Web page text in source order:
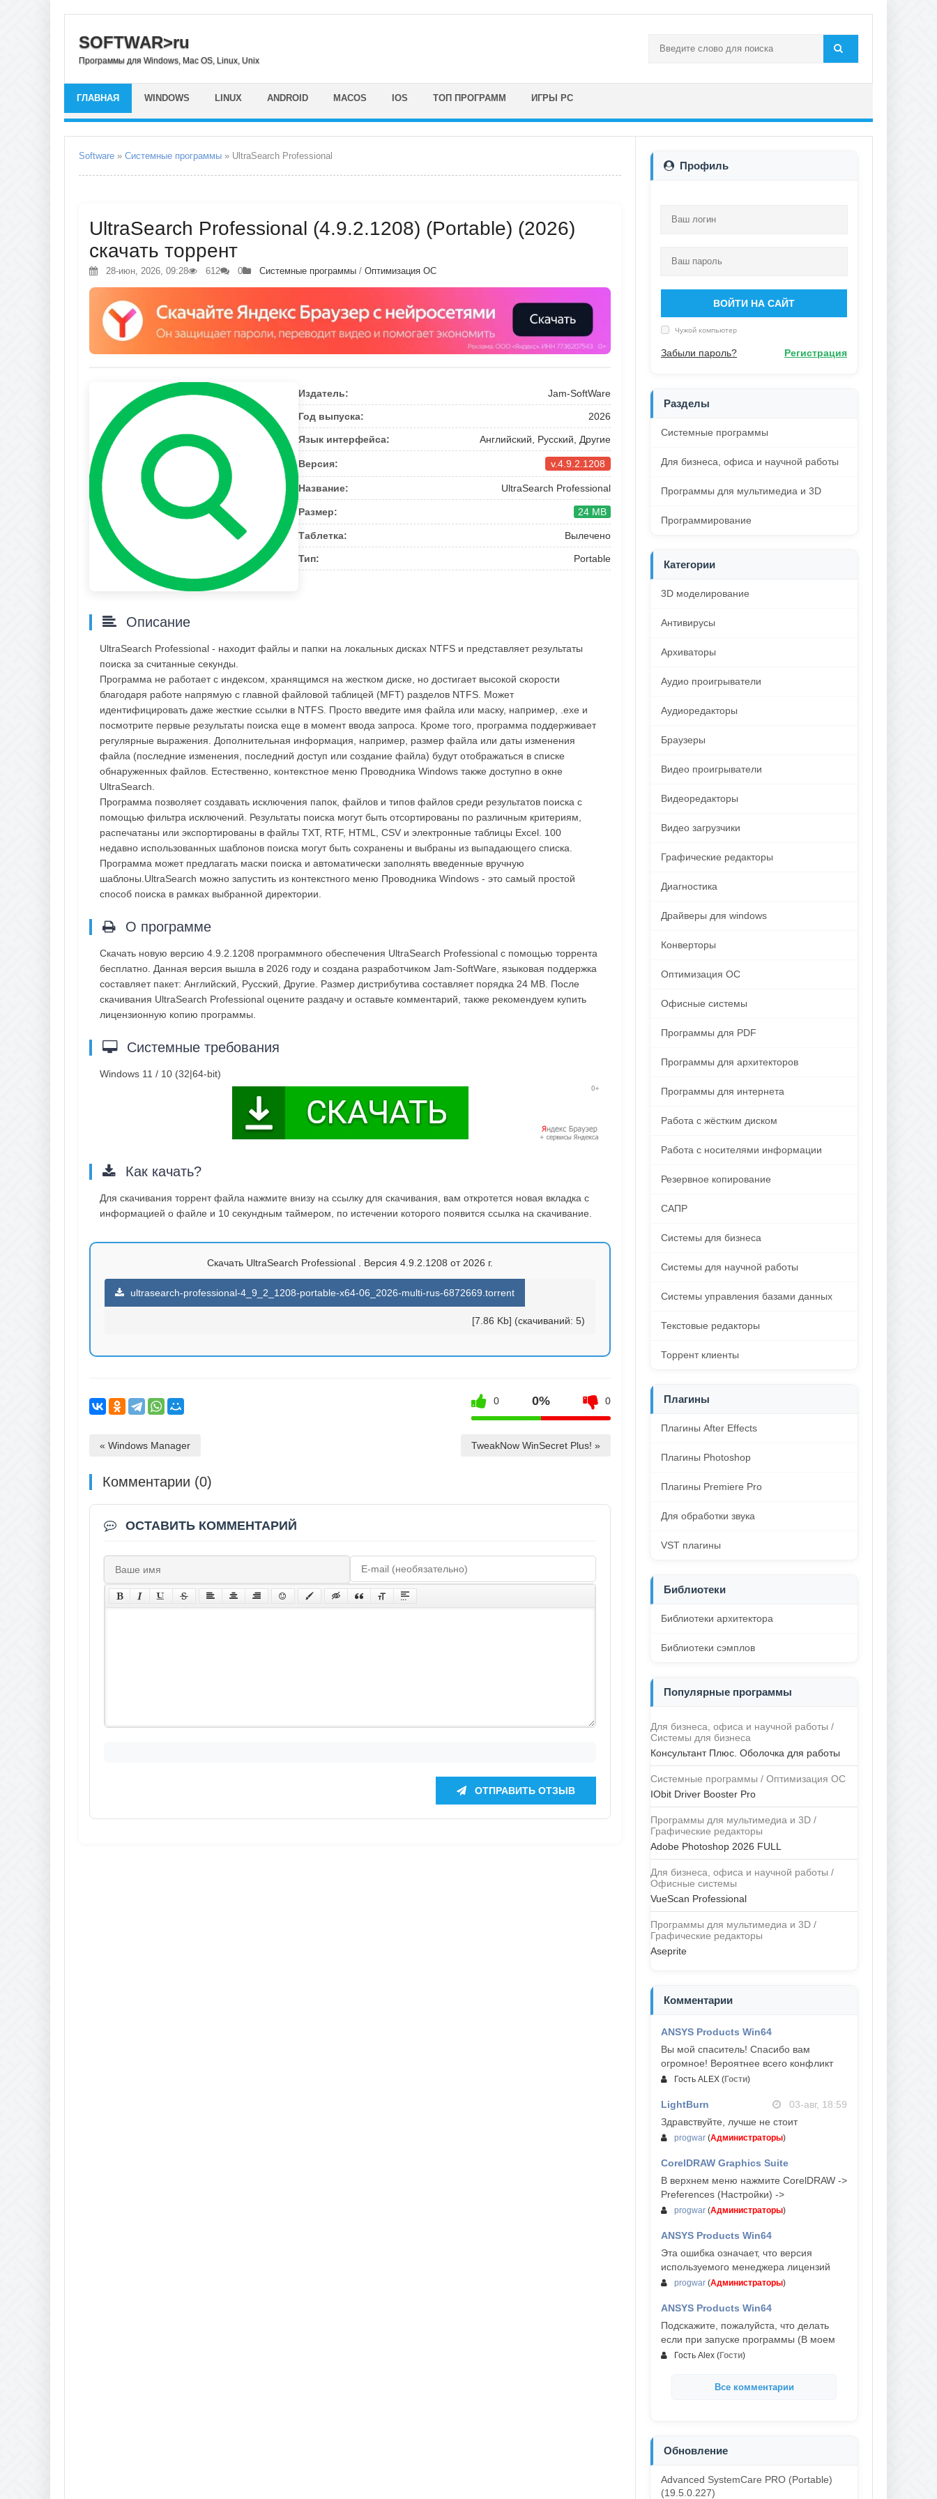
SOFTWAR>ru
Программы для Windows, Mac OS, Linux, Unix
ГЛАВНАЯ WINDOWS LINUX ANDROID MACOS IOS ТОП ПРОГРАММ ИГРЫ PC
Software » Системные программы » UltraSearch Professional
UltraSearch Professional (4.9.2.1208) (Portable) (2026)
скачать торрент
28-июн, 2026, 09:28 612 0 Системные программы / Оптимизация ОС
Издатель: Jam-SoftWare
Год выпуска: 2026
Язык интерфейса: Английский, Русский, Другие
Версия: v.4.9.2.1208
Название: UltraSearch Professional
Размер: 24 MB
Таблетка: Вылечено
Тип: Portable
Описание
UltraSearch Professional - находит файлы и папки на локальных дисках NTFS и представляет результаты
поиска за считанные секунды.
Программа не работает с индексом, хранящимся на жестком диске, но достигает высокой скорости
благодаря работе напрямую с главной файловой таблицей (MFT) разделов NTFS. Может
идентифицировать даже жесткие ссылки в NTFS. Просто введите имя файла или маску, например, .exe и
посмотрите первые результаты поиска еще в момент ввода запроса. Кроме того, программа поддерживает
регулярные выражения. Дополнительная информация, например, размер файла или даты изменения
файла (последние изменения, последний доступ или создание файла) будут отображаться в списке
обнаруженных файлов. Естественно, контекстное меню Проводника Windows также доступно в окне
UltraSearch.
Программа позволяет создавать исключения папок, файлов и типов файлов среди результатов поиска с
помощью фильтра исключений. Результаты поиска могут быть отсортированы по различным критериям,
распечатаны или экспортированы в файлы TXT, RTF, HTML, CSV и электронные таблицы Excel. 100
недавно использованных шаблонов поиска могут быть сохранены и выбраны из выпадающего списка.
Программа может предлагать маски поиска и автоматически заполнять введенные вручную
шаблоны.UltraSearch можно запустить из контекстного меню Проводника Windows - это самый простой
способ поиска в рамках выбранной директории.
О программе
Скачать новую версию 4.9.2.1208 программного обеспечения UltraSearch Professional с помощью торрента
бесплатно. Данная версия вышла в 2026 году и создана разработчиком Jam-SoftWare, языковая поддержка
составляет пакет: Английский, Русский, Другие. Размер дистрибутива составляет порядка 24 MB. После
скачивания UltraSearch Professional оцените раздачу и оставьте комментарий, также рекомендуем купить
лицензионную копию программы.
Системные требования
Windows 11 / 10 (32|64-bit)
Как качать?
Для скачивания торрент файла нажмите внизу на ссылку для скачивания, вам откротется новая вкладка с
информацией о файле и 10 секундным таймером, по истечении которого появится ссылка на скачивание.
Скачать UltraSearch Professional . Версия 4.9.2.1208 от 2026 г.
ultrasearch-professional-4_9_2_1208-portable-x64-06_2026-multi-rus-6872669.torrent
[7.86 Kb] (cкачиваний: 5)
0 0% 0
« Windows Manager TweakNow WinSecret Plus! »
Комментарии (0)
ОСТАВИТЬ КОММЕНТАРИЙ
ОТПРАВИТЬ ОТЗЫВ
Профиль
ВОЙТИ НА САЙТ
Чужой компьютер
Забыли пароль? Регистрация
Разделы
Системные программы
Для бизнеса, офиса и научной работы
Программы для мультимедиа и 3D
Программирование
Категории
3D моделирование
Антивирусы
Архиваторы
Аудио проигрыватели
Аудиоредакторы
Браузеры
Видео проигрыватели
Видеоредакторы
Видео загрузчики
Графические редакторы
Диагностика
Драйверы для windows
Конверторы
Оптимизация ОС
Офисные системы
Программы для PDF
Программы для архитекторов
Программы для интернета
Работа с жёстким диском
Работа с носителями информации
Резервное копирование
САПР
Системы для бизнеса
Системы для научной работы
Системы управления базами данных
Текстовые редакторы
Торрент клиенты
Плагины
Плагины After Effects
Плагины Photoshop
Плагины Premiere Pro
Для обработки звука
VST плагины
Библиотеки
Библиотеки архитектора
Библиотеки сэмплов
Популярные программы
Для бизнеса, офиса и научной работы /
Системы для бизнеса
Консультант Плюс. Оболочка для работы
Системные программы / Оптимизация ОС
IObit Driver Booster Pro
Программы для мультимедиа и 3D /
Графические редакторы
Adobe Photoshop 2026 FULL
Для бизнеса, офиса и научной работы /
Офисные системы
VueScan Professional
Программы для мультимедиа и 3D /
Графические редакторы
Aseprite
Комментарии
ANSYS Products Win64
Вы мой спаситель! Спасибо вам
огромное! Вероятнее всего конфликт
Гость ALEX (Гости)
LightBurn
03-авг, 18:59
Здравствуйте, лучше не стоит
progwar (Администраторы)
CorelDRAW Graphics Suite
03-авг, 18:58
В верхнем меню нажмите CorelDRAW ->
Preferences (Настройки) ->
progwar (Администраторы)
ANSYS Products Win64
Эта ошибка означает, что версия
используемого менеджера лицензий
progwar (Администраторы)
ANSYS Products Win64
Подскажите, пожалуйста, что делать
если при запуске программы (В моем
Гость Alex (Гости)
Все комментарии
Обновление
Advanced SystemCare PRO (Portable)
(19.5.0.227)